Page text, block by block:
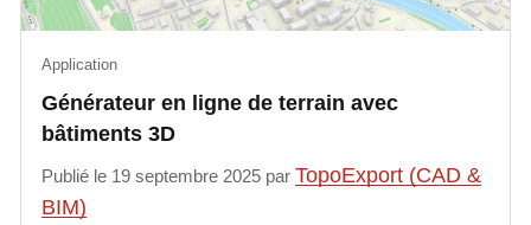
Générateur en ligne de terrain avec
bâtiments 3D
Application
Publié le 19 septembre 2025 parTopoExport (CAD &
BIM)